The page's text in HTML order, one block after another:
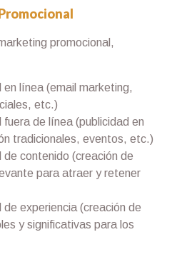
promocional,
en línea (email marketing,
etc.)
fuera de línea (publicidad en
tradicionales, eventos, etc.)
de contenido (creación de
para atraer y retener
de experiencia (creación de
y significativas para los